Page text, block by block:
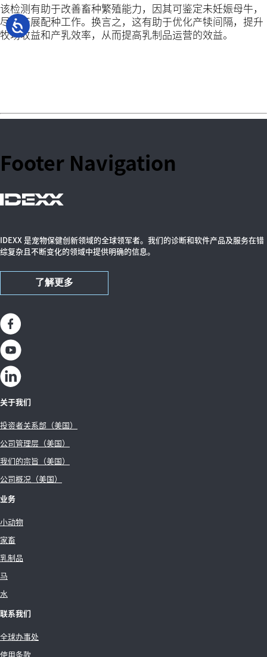
该检测有助于改善畜种繁殖能力，因其可鉴定未妊娠母牛，
尽早开展配种工作。换言之，这有助于优化产犊间隔，提升
牧场收益和产乳效率，从而提高乳制品运营的效益。
Footer Navigation
IDEXX 是宠物保健创新领域的全球领军者。我们的诊断和软件产品及服务在错
综复杂且不断变化的领域中提供明确的信息。
了解更多
关于我们
投资者关系部（美国）
公司管理层（美国）
我们的宗旨（美国）
公司概况（美国）
业务
小动物
家畜
乳制品
马
水
联系我们
全球办事处
使用条款